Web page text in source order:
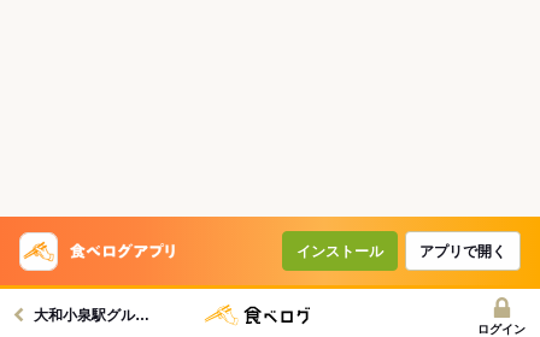
インストール アプリで開く
大和小泉駅グルメへ
ログイン